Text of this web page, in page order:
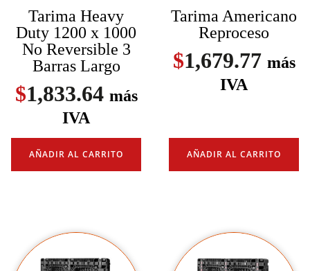
Tarima Heavy
Duty 1200 x 1000
No Reversible 3
Barras Largo
$1,833.64 más
IVA
AÑADIR AL CARRITO
Tarima Americano
Reproceso
$1,679.77 más
IVA
AÑADIR AL CARRITO